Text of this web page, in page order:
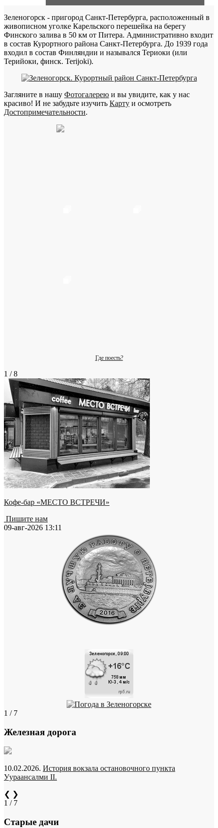
Зеленогорск - пригород Санкт-Петербурга, расположенный в
живописном уголке Карельского перешейка на берегу
Финского залива в 50 км от Питера. Административно входит
в состав Курортного района Санкт-Петербурга. До 1939 года
входил в состав Финляндии и назывался Териоки (или
Терийоки, финск. Terijoki).
Загляните в нашу Фотогалерею и вы увидите, как у нас
красиво! И не забудьте изучить Карту и осмотреть
Достопримечательности.
Где поесть?
1 / 8
Кофе-бар «МЕСТО ВСТРЕЧИ»
Пишите нам
09-авг-2026 13:11
1 / 7
Железная дорога
10.02.2026. История вокзала остановочного пункта
Уураансалми II.
❮ ❯
1 / 7
Старые дачи